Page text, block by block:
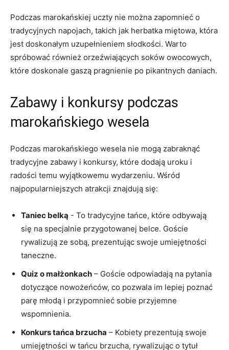
Podczas marokańskiej uczty nie ‌można​ zapomnieć o‌
tradycyjnych napojach, ⁣takich jak herbatka miętowa, która
jest⁣ doskonałym uzupełnieniem słodkości. Warto
spróbować ⁤również orzeźwiających soków owocowych,
które doskonale gaszą pragnienie po pikantnych daniach.
Zabawy⁤ i konkursy podczas
marokańskiego ​wesela
Podczas marokańskiego wesela nie mogą ​zabraknąć
tradycyjne⁣ zabawy i ⁤konkursy, które dodają ‌uroku ‌i
radości temu wyjątkowemu ⁣wydarzeniu. ‌Wśród
najpopularniejszych ​atrakcji ‌znajdują‍ się:
Taniec belką ⁢- To⁢ tradycyjne tańce, które odbywają
się na​ specjalnie przygotowanej belce.⁢ Goście‍
rywalizują ze sobą,‌ prezentując ⁤swoje ⁤umiejętności
taneczne.
Quiz o małżonkach – Goście odpowiadają na pytania
dotyczące ⁢nowożeńców, ‍co pozwala⁢ im ⁤lepiej​ poznać
parę młodą i⁢ przypomnieć sobie przyjemne
wspomnienia.
Konkurs⁣ tańca brzucha – Kobiety prezentują swoje
umiejętności w tańcu brzucha, rywalizując o tytuł